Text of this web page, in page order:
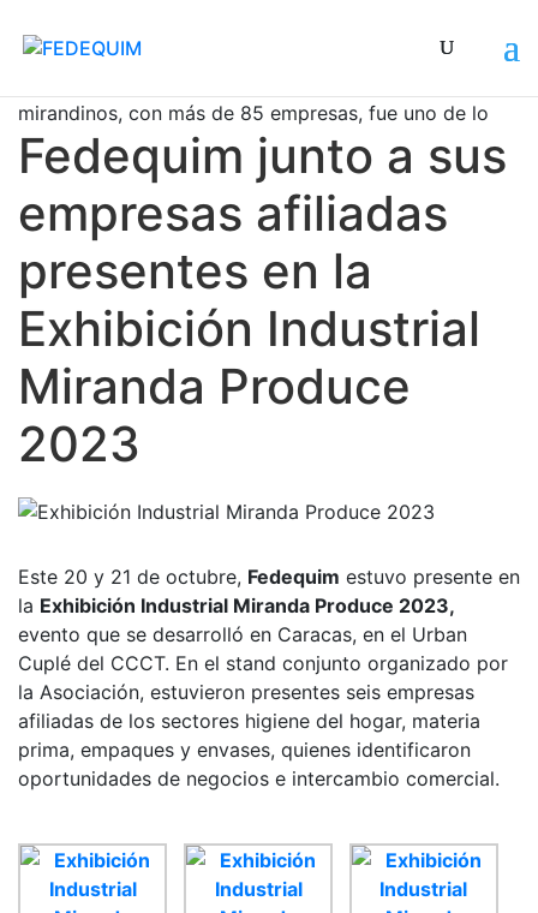
mirandinos, con más de 85 empresas, fue uno de los
resu
Fedequim junto a sus
empresas afiliadas
presentes en la
Exhibición Industrial
Miranda Produce
2023
Este 20 y 21 de octubre,Fedequimestuvo presente en
laExhibición Industrial Miranda Produce 2023,
evento que se desarrolló en Caracas, en el Urban
Cuplé del CCCT. En el stand conjunto organizado por
la Asociación, estuvieron presentes seis empresas
afiliadas de los sectores higiene del hogar, materia
prima, empaques y envases, quienes identificaron